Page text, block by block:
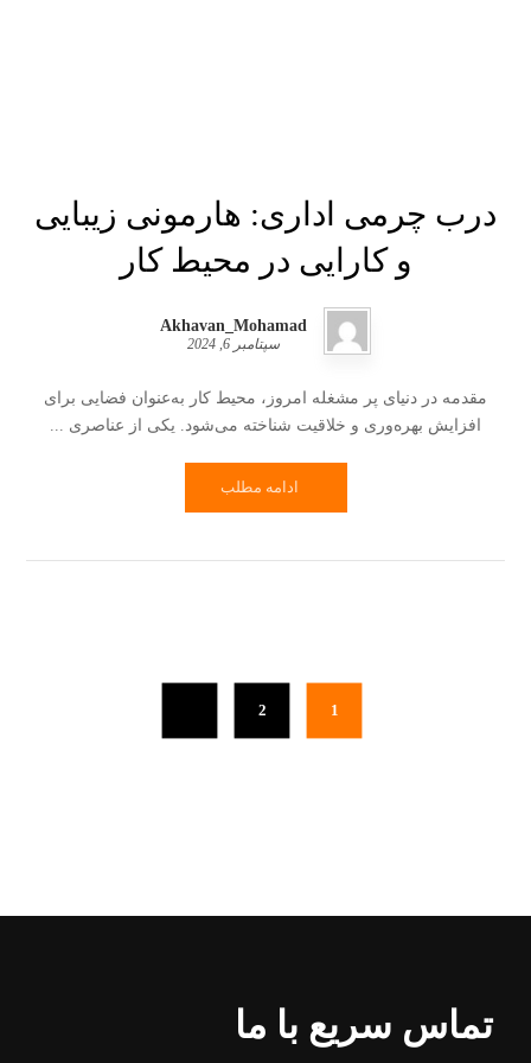
درب چرمی اداری: هارمونی زیبایی
و کارایی در محیط کار
Akhavan_Mohamad
سپتامبر 6, 2024
مقدمه در دنیای پر مشغله امروز، محیط کار به‌عنوان فضایی برای
افزایش بهره‌وری و خلاقیت شناخته می‌شود. یکی از عناصری ...
ادامه مطلب
1
2
تماس سریع با ما